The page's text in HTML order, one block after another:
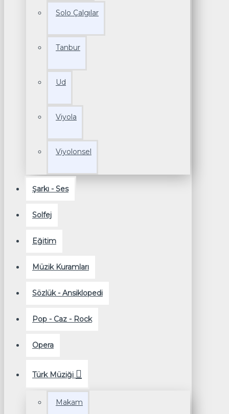
Solo Çalgılar
Tanbur
Ud
Viyola
Viyolonsel
Şarkı - Ses
Solfej
Eğitim
Müzik Kuramları
Sözlük - Ansiklopedi
Pop - Caz - Rock
Opera
Türk Müziği
Makam